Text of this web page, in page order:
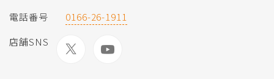
電話番号
0166-26-1911
店舗SNS